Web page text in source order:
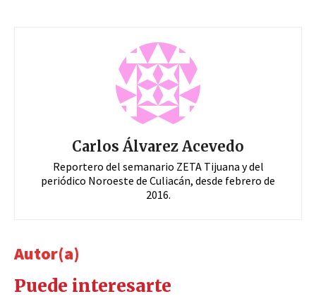
Carlos Álvarez Acevedo
Reportero del semanario ZETA Tijuana y del
periódico Noroeste de Culiacán, desde febrero de
2016.
Autor(a)
Puede interesarte